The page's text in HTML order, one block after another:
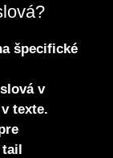
špecifické
v
texte.
tail